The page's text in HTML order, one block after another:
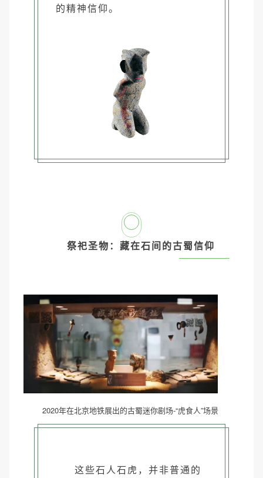
的精神信仰。
祭祀圣物：藏在石间的古蜀信仰
2020年在北京地铁展出的古蜀迷你剧场-“虎食人”场景
这些石人石虎，并非普通的